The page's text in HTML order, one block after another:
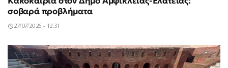
σοβαρά προβλήματα
27/07/2026 - 12:31